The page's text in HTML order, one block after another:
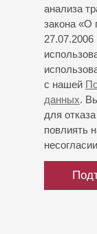
анализа
закона «О
с нашей
данных.
для
повлиять
Кроме
Чехии и Японии.